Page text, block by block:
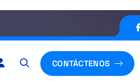
CONTÁCTENOS